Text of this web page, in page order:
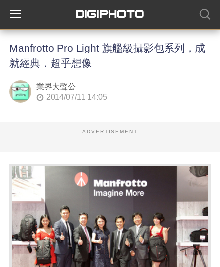
Manfrotto Pro Light 旗艦級攝影包系列，成
就經典．超乎想像
業界大聲公
2014/07/11 14:05
ADVERTISEMENT